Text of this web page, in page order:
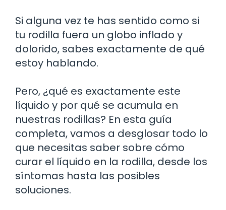
Si alguna vez te has sentido como si
tu rodilla fuera un globo inflado y
dolorido, sabes exactamente de qué
estoy hablando.
Pero, ¿qué es exactamente este
líquido y por qué se acumula en
nuestras rodillas? En esta guía
completa, vamos a desglosar todo lo
que necesitas saber sobre cómo
curar el líquido en la rodilla, desde los
síntomas hasta las posibles
soluciones.